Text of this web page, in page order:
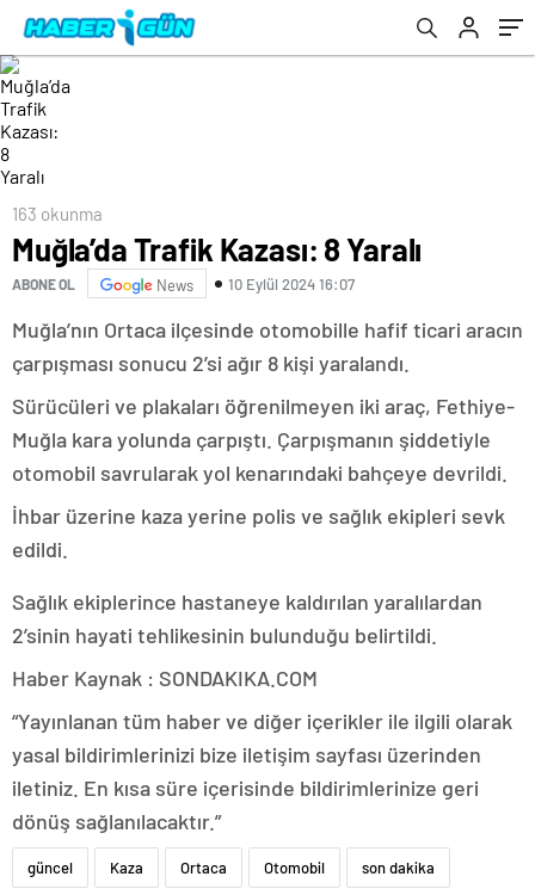
163 okunma
Muğla’da Trafik Kazası: 8 Yaralı
ABONE OL News 10 Eylül 2024 16:07
Muğla’nın Ortaca ilçesinde otomobille hafif ticari aracın
çarpışması sonucu 2’si ağır 8 kişi yaralandı.
Sürücüleri ve plakaları öğrenilmeyen iki araç, Fethiye-
Muğla kara yolunda çarpıştı. Çarpışmanın şiddetiyle
otomobil savrularak yol kenarındaki bahçeye devrildi.
İhbar üzerine kaza yerine polis ve sağlık ekipleri sevk
edildi.
Sağlık ekiplerince hastaneye kaldırılan yaralılardan
2’sinin hayati tehlikesinin bulunduğu belirtildi.
Haber Kaynak : SONDAKIKA.COM
“Yayınlanan tüm haber ve diğer içerikler ile ilgili olarak
yasal bildirimlerinizi bize iletişim sayfası üzerinden
iletiniz. En kısa süre içerisinde bildirimlerinize geri
dönüş sağlanılacaktır.”
güncel Kaza Ortaca Otomobil son dakika